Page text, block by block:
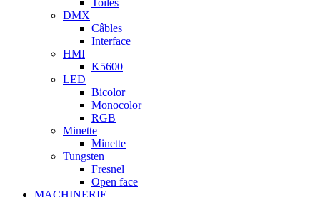
Toiles
DMX
Câbles
Interface
HMI
K5600
LED
Bicolor
Monocolor
RGB
Minette
Minette
Tungsten
Fresnel
Open face